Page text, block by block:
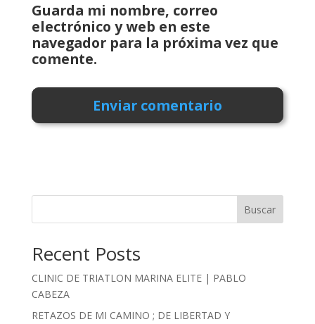
Guarda mi nombre, correo
electrónico y web en este
navegador para la próxima vez que
comente.
Buscar
Recent Posts
CLINIC DE TRIATLON MARINA ELITE | PABLO
CABEZA
RETAZOS DE MI CAMINO ; DE LIBERTAD Y